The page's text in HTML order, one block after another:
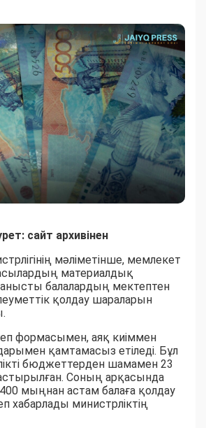
сайт архивінен
мәліметінше, мемлекет
материалдық
балалардың мектептен
қолдау шараларын
формасымен, аяқ киіммен
қамтамасыз етіледі. Бұл
бюджеттерден шамамен 23
Соның арқасында
мыңнан астам балаға қолдау
хабарлады министрліктің